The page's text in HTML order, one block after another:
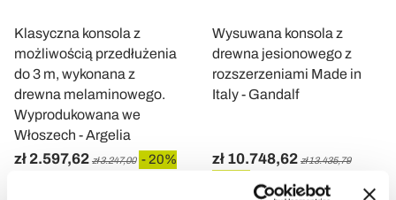
Klasyczna konsola z
możliwością przedłużenia
do 3 m, wykonana z
drewna melaminowego.
Wyprodukowana we
Włoszech - Argelia
zł 2.597,62 zł 3.247,00 - 20%
Wysuwana konsola z
drewna jesionowego z
rozszerzeniami Made in
Italy - Gandalf
zł 10.748,62 zł 13.435,79